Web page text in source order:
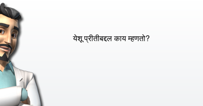
येशू प्रीतीबद्दल काय म्हणतो?